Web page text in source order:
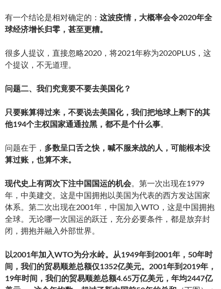
有一个结论是相对确定的： 这波疫情，大概率会令2020年全
球经济增长归零，甚至更糟。
很多人提议，直接忽略2020，将2021年称为2020PLUS，这
个提议，不无道理。
问题二、我们究竟要不要去美国化？
只要账算得过来，不要说去美国化，我们把地球上剩下的其
他194个主权国家通通拉黑，都不是个什么事。
问题在于， 多数呈口舌之快，喊不服来战的人，可能根本没
算过账，也算不来。
现代史上有两次下注中国国运的机会。第一次出现在1979
年，中美建交。这是中国拥抱以美国为代表的西方发达国家
体系。第二次出现在2001年，中国加入WTO，这是中国拥抱
全球。无论哪一次国运的跃迁，充分必要条件，都是放弃封
闭，拥抱并融入外部世界。
以2001年加入WTO为分水岭。
从1949年到2001年，50年时
间，我们的贸易顺差总额仅1352亿美元。2001年到2019年，
19年时间，我们的贸易顺差总额4.65万亿美元，年均2447亿